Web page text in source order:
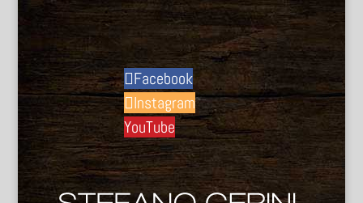
Facebook
Instagram
YouTube